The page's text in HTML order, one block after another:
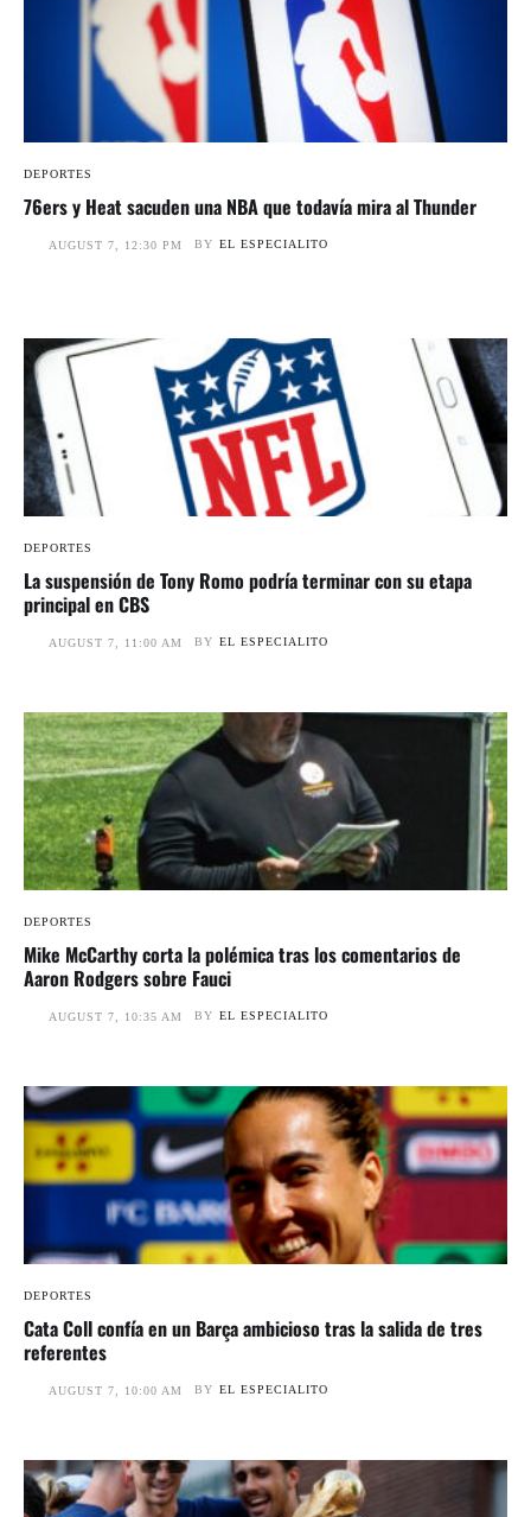
DEPORTES
76ers y Heat sacuden una NBA que todavía mira al Thunder
AUGUST 7, 12:30 PM BY EL ESPECIALITO
DEPORTES
La suspensión de Tony Romo podría terminar con su etapa
principal en CBS
AUGUST 7, 11:00 AM BY EL ESPECIALITO
DEPORTES
Mike McCarthy corta la polémica tras los comentarios de
Aaron Rodgers sobre Fauci
AUGUST 7, 10:35 AM BY EL ESPECIALITO
DEPORTES
Cata Coll confía en un Barça ambicioso tras la salida de tres
referentes
AUGUST 7, 10:00 AM BY EL ESPECIALITO